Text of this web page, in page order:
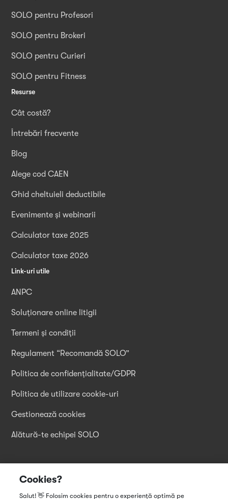
SOLO pentru Profesori
SOLO pentru Brokeri
SOLO pentru Curieri
SOLO pentru Fitness
Resurse
Cât costă?
Întrebări frecvente
Blog
Alege cod CAEN
Ghid cheltuieli deductibile
Evenimente și webinarii
Calculator taxe 2025
Calculator taxe 2026
Link-uri utile
ANPC
Soluționare online litigii
Termeni și condiții
Regulament “Recomandă SOLO”
Politica de confidențialitate/GDPR
Politica de utilizare cookie-uri
Gestionează cookies
Alătură-te echipei SOLO
Descarcă aplicația
Cookies?
Salut! 👋 Folosim cookies pentru o experiență optimă pe